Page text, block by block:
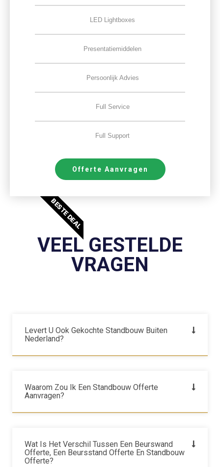
LED Lightboxes
Presentatiemiddelen
Persoonlijk Advies
Full Service
Full Support
Offerte Aanvragen
BESTE DEAL
VEEL GESTELDE
VRAGEN
Levert U Ook Gekochte Standbouw Buiten
Nederland?
Waarom Zou Ik Een Standbouw Offerte
Aanvragen?
Wat Is Het Verschil Tussen Een Beurswand
Offerte, Een Beursstand Offerte En Standbouw
Offerte?